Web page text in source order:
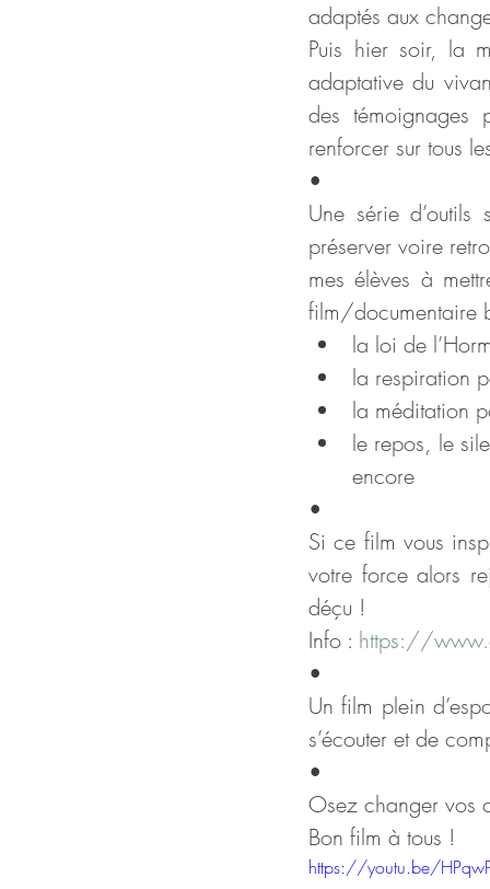
adaptés aux
Puis hier soir, la
adaptative du
des témoignages
renforcer sur tous
•
Une série
préserver voire
mes élèves à
film/documentaire
la loi de
la respiration
la méditation
le repos, le
encore
•
Si ce film vous
votre force alors
déçu !
Info : https://
•
Un film plein
s’écouter et de
•
Osez changer vos
Bon film à tous !
https://youtu.be/